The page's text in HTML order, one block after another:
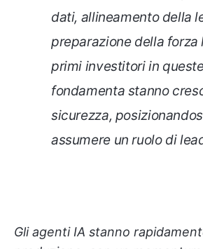
dati, allineamento della
preparazione della forza
primi investitori in
fondamenta stanno
sicurezza,
assumere un ruolo di
Gli agenti IA stanno